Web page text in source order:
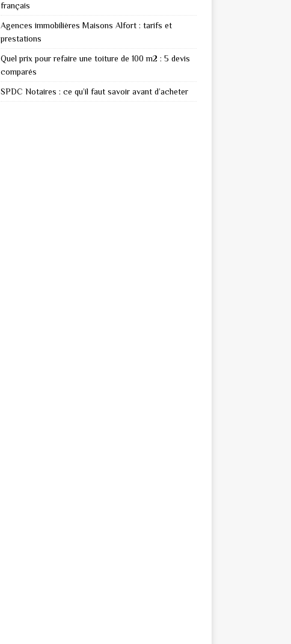
français
Agences immobilières Maisons Alfort : tarifs et
prestations
Quel prix pour refaire une toiture de 100 m2 : 5 devis
comparés
SPDC Notaires : ce qu’il faut savoir avant d’acheter